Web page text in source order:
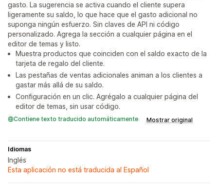
gasto. La sugerencia se activa cuando el cliente supera
ligeramente su saldo, lo que hace que el gasto adicional no
suponga ningún esfuerzo. Sin claves de API ni código
personalizado. Agrega la sección a cualquier página en el
editor de temas y listo.
Muestra productos que coinciden con el saldo exacto de la
tarjeta de regalo del cliente.
Las pestañas de ventas adicionales animan a los clientes a
gastar más allá de su saldo.
Configuración en un clic. Agrégalo a cualquier página del
editor de temas, sin usar código.
Contiene texto traducido automáticamente Mostrar original
Idiomas
Inglés
Esta aplicación no está traducida al Español